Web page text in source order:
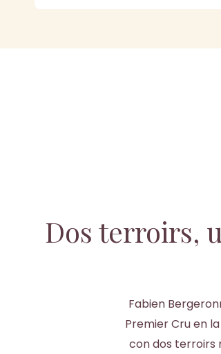
Dos terroirs,
Fabien
Premier Cru en
con dos terroirs